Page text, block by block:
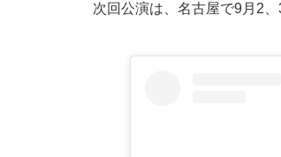
次回公演は、名古屋で9月2